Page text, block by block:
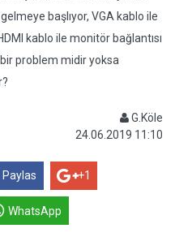
başlıyor, VGA kablo ile
kablo ile monitör bağlantısı
bir problem midir yoksa
G.Köle
24.06.2019 11:10
Paylas +1
WhatsApp